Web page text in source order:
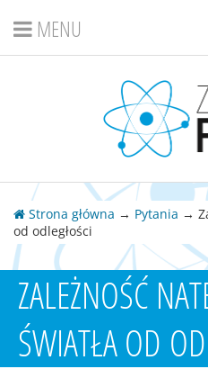
MENU
Strona główna → Pytania →
od odległości
ZALEŻNOŚĆ
ŚWIATŁA OD